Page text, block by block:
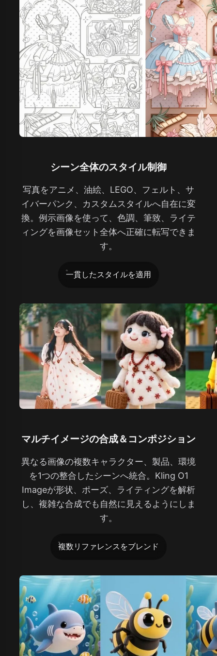
シーン全体のスタイル制御
写真をアニメ、油絵、LEGO、フェルト、サ
イバーパンク、カスタムスタイルへ自在に変
換。例示画像を使って、色調、筆致、ライテ
ィングを画像セット全体へ正確に転写できま
す。
一貫したスタイルを適用
マルチイメージの合成＆コンポジション
異なる画像の複数キャラクター、製品、環境
を1つの整合したシーンへ統合。Kling O1
Imageが形状、ポーズ、ライティングを解析
し、複雑な合成でも自然に見えるようにしま
す。
複数リファレンスをブレンド